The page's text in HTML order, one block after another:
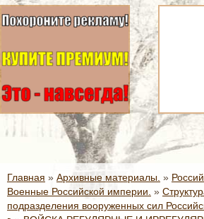
Главная » Архивные материалы. »
Военные Российской империи. »
подразделения вооруженных сил